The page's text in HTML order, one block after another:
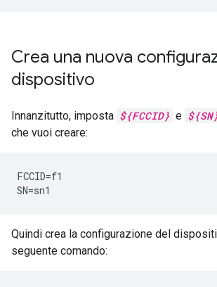
Crea una nuova
dispositivo
Innanzitutto, imposta ${FCCID} e
che vuoi creare:
FCCID=f1
SN=sn1
Quindi crea la configurazione del
seguente comando: